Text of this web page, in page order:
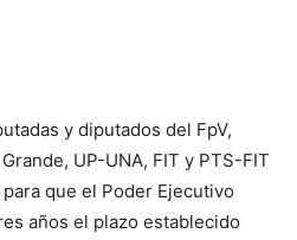
y diputados del FpV,
UP-UNA, FIT y PTS-FIT
que el Poder Ejecutivo
años el plazo establecido